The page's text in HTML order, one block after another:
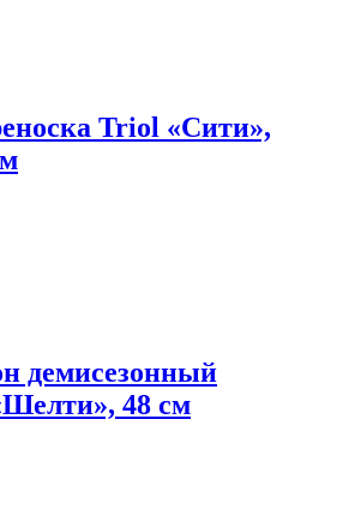
Triol «Сити»,
демисезонный
48 см